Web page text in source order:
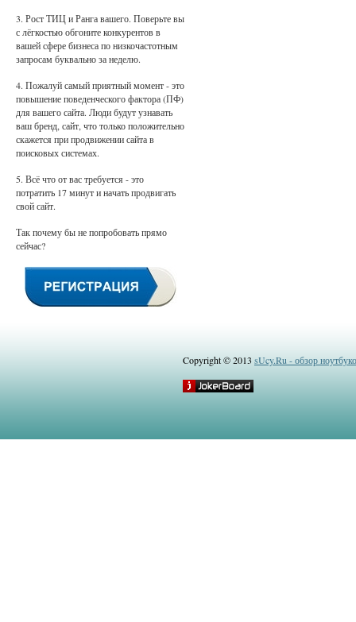
3. Рост ТИЦ и Ранга вашего. Поверьте вы
с лёгкостью обгоните конкурентов в
вашей сфере бизнеса по низкочастотным
запросам буквально за неделю.
4. Пожалуй самый приятный момент - это
повышение поведенческого фактора (ПФ)
для вашего сайта. Люди будут узнавать
ваш бренд, сайт, что только положительно
скажется при продвижении сайта в
поисковых системах.
5. Всё что от вас требуется - это
потратить 17 минут и начать продвигать
свой сайт.
Так почему бы не попробовать прямо
сейчас?
Copyright © 2013sUcy.Ru - обзор